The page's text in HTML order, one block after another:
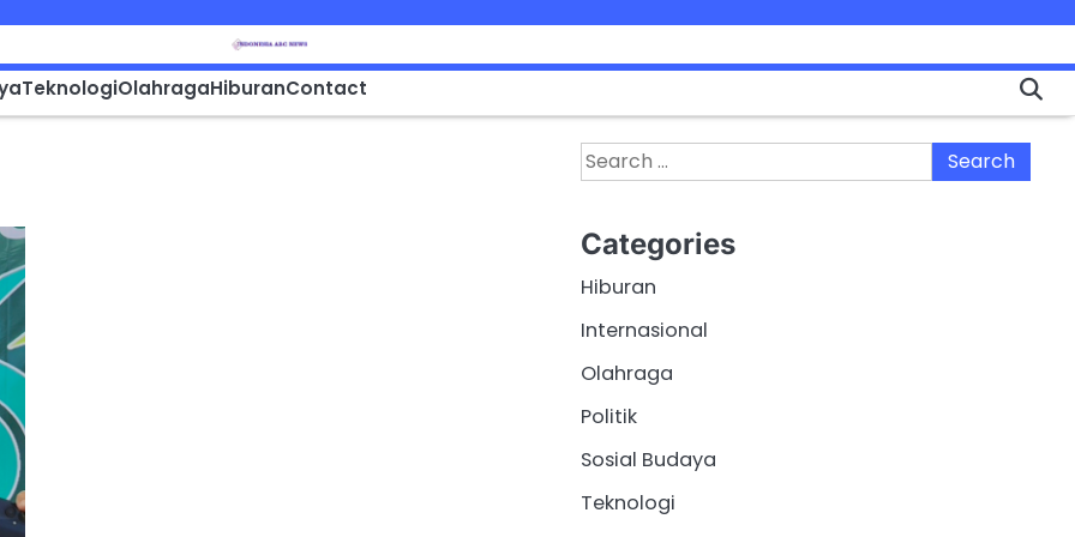
TeknologiOlahragaHiburanContact
Search
for:
Categories
Hiburan
Internasional
Olahraga
Politik
Sosial Budaya
Teknologi